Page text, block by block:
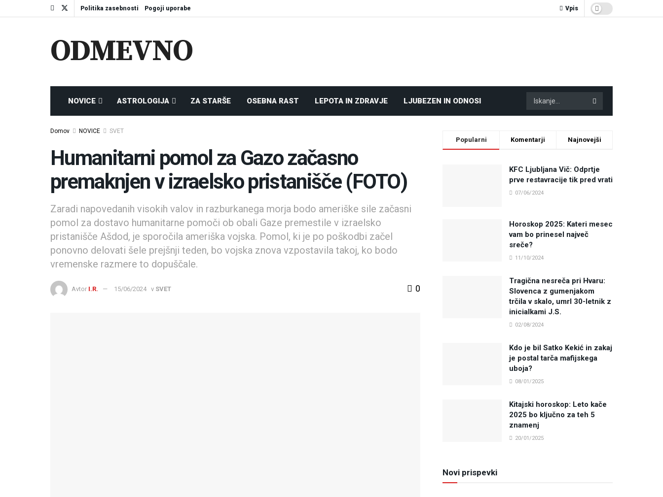
Politika zasebnosti Pogoji uporabe Vpis
ODMEVNO
NOVICE ASTROLOGIJA ZA STARŠE OSEBNA RAST LEPOTA IN ZDRAVJE LJUBEZEN IN ODNOSI
Domov NOVICE SVET
Humanitarni pomol za Gazo začasno
premaknjen v izraelsko pristanišče (FOTO)
Zaradi napovedanih visokih valov in razburkanega morja bodo ameriške sile začasni
pomol za dostavo humanitarne pomoči ob obali Gaze premestile v izraelsko
pristanišče Ašdod, je sporočila ameriška vojska. Pomol, ki je po poškodbi začel
ponovno delovati šele prejšnji teden, bo vojska znova vzpostavila takoj, ko bodo
vremenske razmere to dopuščale.
Avtor I.R. 15/06/2024 v SVET 0
Popularni Komentarji Najnovejši
KFC Ljubljana Vič: Odprtje
prve restavracije tik pred vrati
07/06/2024
Horoskop 2025: Kateri mesec
vam bo prinesel največ
sreče?
11/10/2024
Tragična nesreča pri Hvaru:
Slovenca z gumenjakom
trčila v skalo, umrl 30-letnik z
inicialkami J.S.
02/08/2024
Kdo je bil Satko Kekić in zakaj
je postal tarča mafijskega
uboja?
08/01/2025
Kitajski horoskop: Leto kače
2025 bo ključno za teh 5
znamenj
20/01/2025
Novi prispevki